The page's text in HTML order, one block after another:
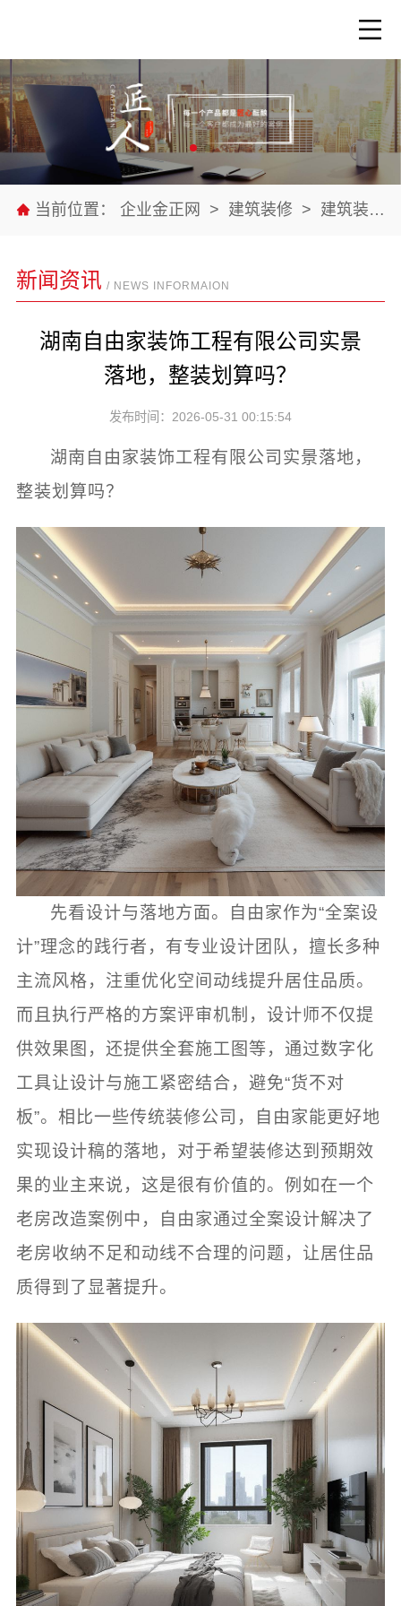
当前位置： 企业金正网 > 建筑装修 > 建筑装修材料
新闻资讯 / NEWS INFORMAION
湖南自由家装饰工程有限公司实景
落地，整装划算吗？
发布时间：2026-05-31 00:15:54
湖南自由家装饰工程有限公司实景落地，
整装划算吗？
先看设计与落地方面。自由家作为“全案设
计”理念的践行者，有专业设计团队，擅长多种
主流风格，注重优化空间动线提升居住品质。
而且执行严格的方案评审机制，设计师不仅提
供效果图，还提供全套施工图等，通过数字化
工具让设计与施工紧密结合，避免“货不对
板”。相比一些传统装修公司，自由家能更好地
实现设计稿的落地，对于希望装修达到预期效
果的业主来说，这是很有价值的。例如在一个
老房改造案例中，自由家通过全案设计解决了
老房收纳不足和动线不合理的问题，让居住品
质得到了显著提升。